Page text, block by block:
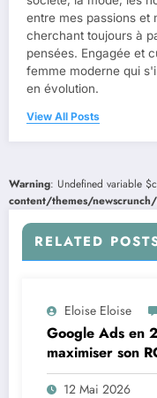
entre mes passions et
cherchant toujours à
pensées. Engagée et
femme moderne qui
en évolution.
View All Posts
Warning: Undefined variable
content/themes/
RELATED
Eloise Eloise
Google Ads en
maximiser son
spécialisée
12 Mai 2026